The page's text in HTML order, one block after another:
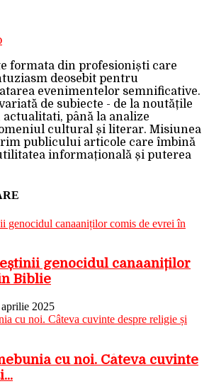
formata din profesioniști care
deosebit pentru
evenimentelor semnificative.
de subiecte - de la noutățile
până la analize
cultural și literar. Misiunea
publicului articole care îmbină
informațională și puterea
genocidul canaaniților
Biblie
2025
cu noi. Câteva cuvinte